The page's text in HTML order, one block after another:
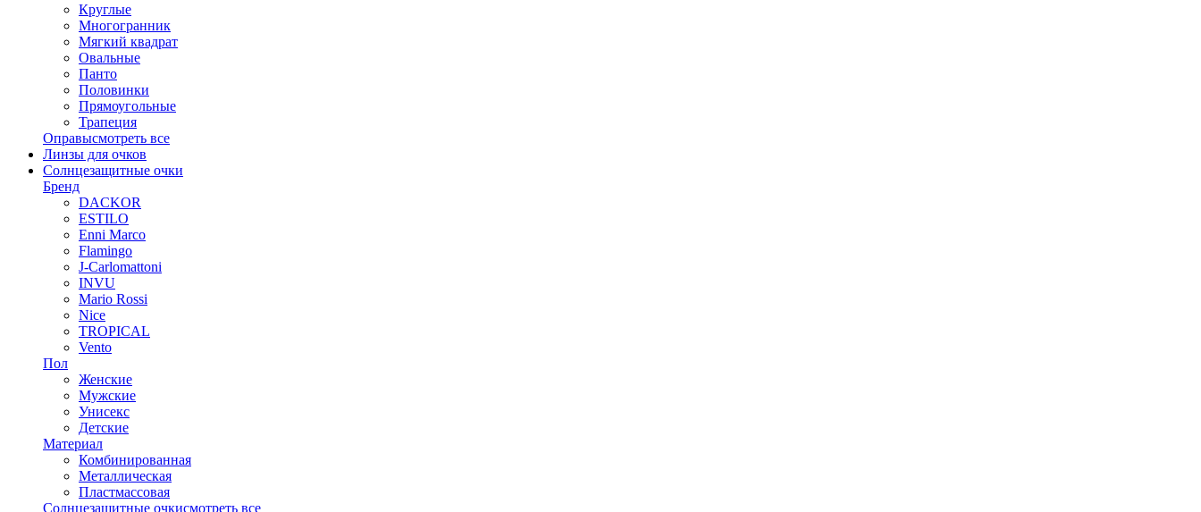
Круглые
Многогранник
Мягкий квадрат
Овальные
Панто
Половинки
Прямоугольные
Трапеция
Оправысмотреть все
Линзы для очков
Солнцезащитные очки
Бренд
DACKOR
ESTILO
Enni Marco
Flamingo
J-Carlomattoni
INVU
Mario Rossi
Nice
TROPICAL
Vento
Пол
Женские
Мужские
Унисекс
Детские
Материал
Комбинированная
Металлическая
Пластмассовая
Солнцезащитные очкисмотреть все